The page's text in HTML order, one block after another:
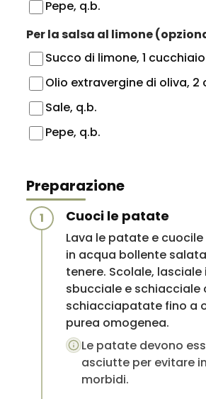
Pepe, q.b.
Per la salsa al limone
Succo di limone, 1 cucchiaio
Olio extravergine di oliva, 2
Sale, q.b.
Pepe, q.b.
Preparazione
1 Cuoci le patate
Lava le patate e
in acqua bollente
tenere. Scolale,
sbucciale e schiacciale
schiacciapatate fino a
purea omogenea.
Le patate devono
asciutte per evitare
morbidi.